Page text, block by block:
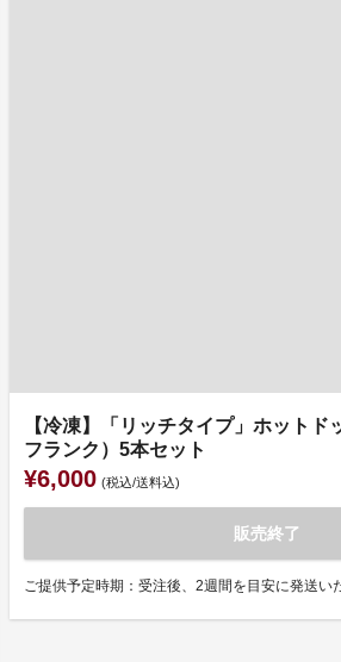
【冷凍】「リッチタイプ」ホットド
フランク）5本セット
¥6,000 (税込/送料込)
販売終了
ご提供予定時期：受注後、2週間を目安に発送い